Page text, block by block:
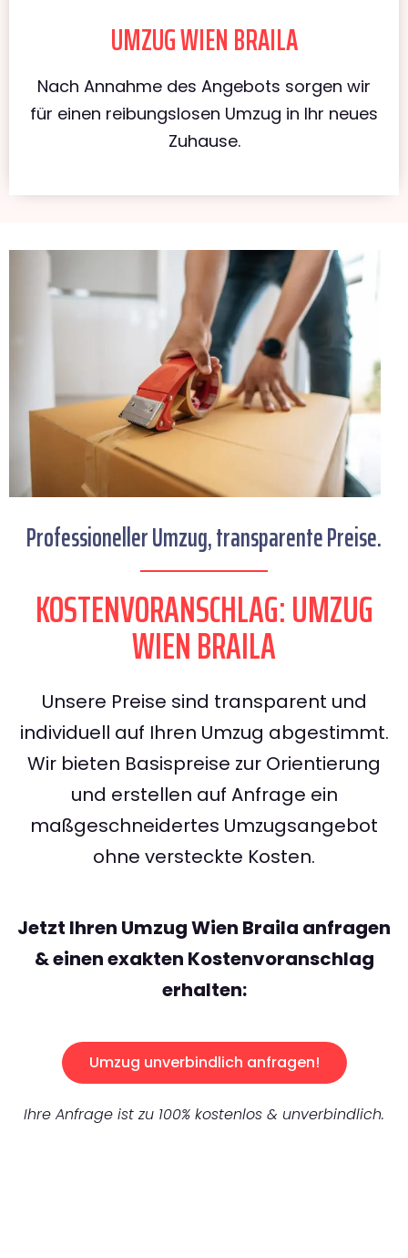
UMZUG WIEN BRAILA
Nach Annahme des Angebots sorgen wir
für einen reibungslosen Umzug in Ihr neues
Zuhause.
Professioneller Umzug, transparente Preise.
KOSTENVORANSCHLAG: UMZUG
WIEN BRAILA
Unsere Preise sind transparent und
individuell auf Ihren Umzug abgestimmt.
Wir bieten Basispreise zur Orientierung
und erstellen auf Anfrage ein
maßgeschneidertes Umzugsangebot
ohne versteckte Kosten.
Jetzt Ihren Umzug Wien Braila anfragen
& einen exakten Kostenvoranschlag
erhalten:
Umzug unverbindlich anfragen!
Ihre Anfrage ist zu 100% kostenlos & unverbindlich.